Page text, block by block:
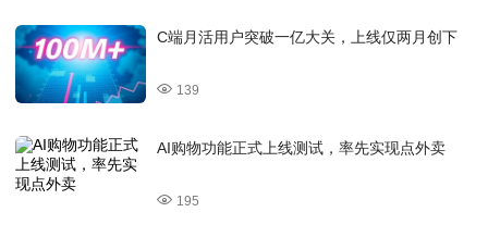
C端月活用户突破一亿大关，上线仅两月创下
139
AI购物功能正式上线测试，率先实现点外卖
195